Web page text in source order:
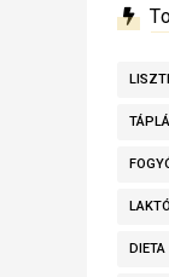
DIETA